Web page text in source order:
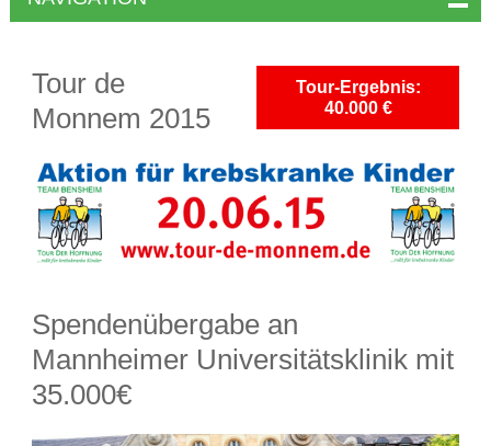
Tour de
Monnem 2015
Tour-Ergebnis:
40.000 €
Spendenübergabe an
Mannheimer Universitätsklinik mit
35.000€